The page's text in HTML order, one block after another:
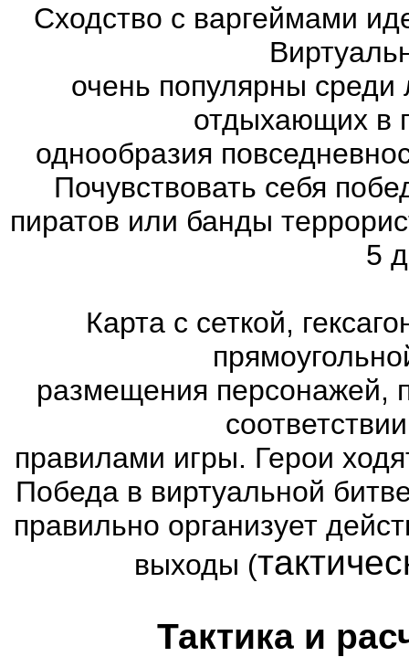
Сходство с варгеймами
очень популярны
отдыхающих в
однообразия
Почувствовать себя
пиратов или банды
5
Карта с сеткой,
размещения персонажей,
правилами игры. Герои
Победа в виртуальной
правильно организует
выходы (
Тактика и